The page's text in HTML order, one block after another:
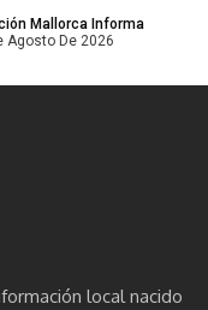
Mallorca Informa
Agosto De 2026
local nacido